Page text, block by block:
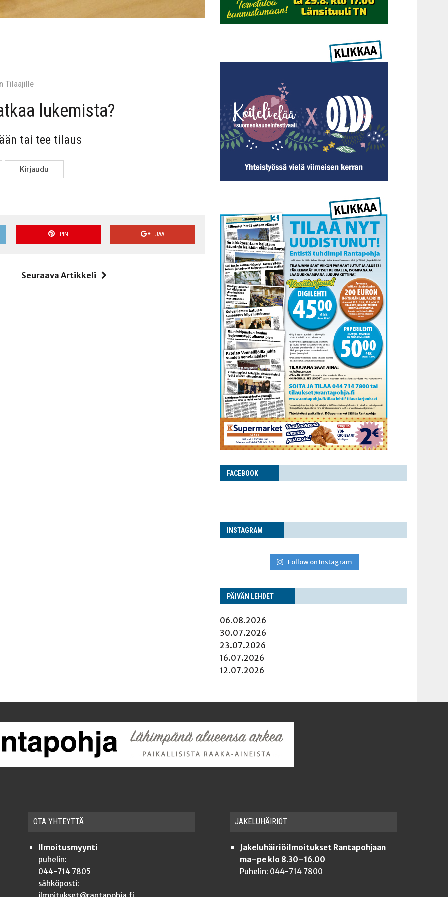
Tilaa­jil­le
lukemista?
tai tee tilaus
Kir­jau­du
PIN JAA
Seuraava Artikkeli
FACE­BOOK
INS­TA­GRAM
Follow on Instagram
PÄI­VÄN LEHDET
06.08.2026
30.07.2026
23.07.2026
16.07.2026
12.07.2026
OTA YHTEYT­TÄ
Ilmoitusmyynti
puhelin:
044-714 7805
sähköposti:
JAKE­LU­HÄI­RIÖT
Jakeluhäiriöilmoitukset Rantapohjaan
ma–pe klo 8.30–16.00
Puhelin: 044-714 7800